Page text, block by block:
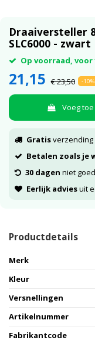
Draaiversteller
SLC6000 - zwart
Op voorraad, voor
21,15 € 23,50 -10%
Voeg
Gratisverzending
Betalen zoals je
30 dagen niet
Eerlijk adviesuit
Productdetails
Merk
Kleur
Versnellingen
Artikelnummer
Fabrikantcode